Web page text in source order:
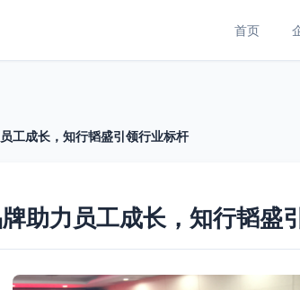
首页
工成长，知行韬盛引领行业标杆
助力员工成长，知行韬盛